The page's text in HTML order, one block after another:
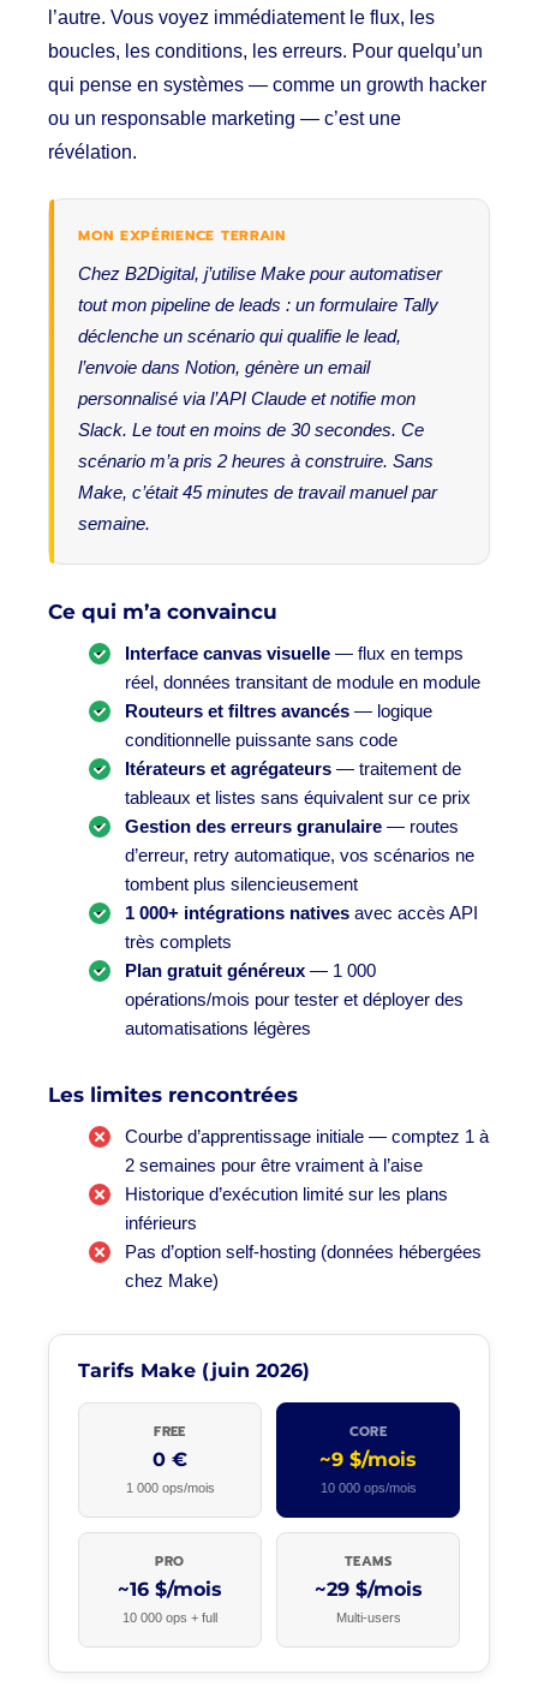
l’autre. Vous voyez immédiatement le flux, les
boucles, les conditions, les erreurs. Pour quelqu’un
qui pense en systèmes — comme un growth hacker
ou un responsable marketing — c’est une
révélation.
MON EXPÉRIENCE TERRAIN
Chez B2Digital, j’utilise Make pour automatiser
tout mon pipeline de leads : un formulaire Tally
déclenche un scénario qui qualifie le lead,
l’envoie dans Notion, génère un email
personnalisé via l’API Claude et notifie mon
Slack. Le tout en moins de 30 secondes. Ce
scénario m’a pris 2 heures à construire. Sans
Make, c’était 45 minutes de travail manuel par
semaine.
Ce qui m’a convaincu
Interface canvas visuelle — flux en temps
réel, données transitant de module en module
Routeurs et filtres avancés — logique
conditionnelle puissante sans code
Itérateurs et agrégateurs — traitement de
tableaux et listes sans équivalent sur ce prix
Gestion des erreurs granulaire — routes
d’erreur, retry automatique, vos scénarios ne
tombent plus silencieusement
1 000+ intégrations natives avec accès API
très complets
Plan gratuit généreux — 1 000
opérations/mois pour tester et déployer des
automatisations légères
Les limites rencontrées
Courbe d’apprentissage initiale — comptez 1 à
2 semaines pour être vraiment à l’aise
Historique d’exécution limité sur les plans
inférieurs
Pas d’option self-hosting (données hébergées
chez Make)
Tarifs Make (juin 2026)
FREE
0 €
1 000 ops/mois
CORE
~9 $/mois
10 000 ops/mois
PRO
~16 $/mois
10 000 ops + full
TEAMS
~29 $/mois
Multi-users